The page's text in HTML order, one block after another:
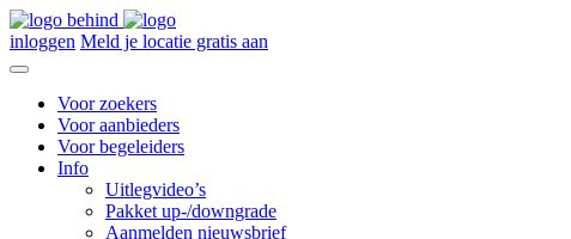
inloggen Meld je locatie gratis aan
Voor zoekers
Voor aanbieders
Voor begeleiders
Info
Uitlegvideo’s
Pakket up-/downgrade
Aanmelden nieuwsbrief